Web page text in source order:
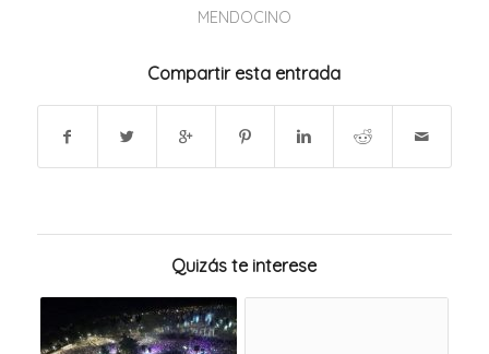
MENDOCINO
Compartir esta entrada
Quizás te interese